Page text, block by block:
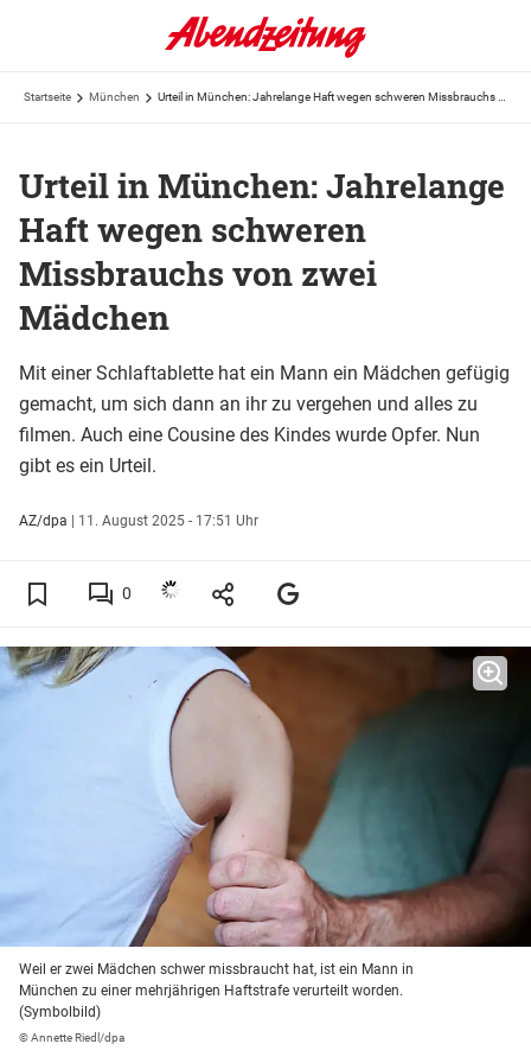
Startseite München
Urteil in München: Jahrelange
Haft wegen schweren
Missbrauchs von zwei
Mädchen
Mit einer Schlaftablette hat ein Mann ein Mädchen gefügig
gemacht, um sich dann an ihr zu vergehen und alles zu
filmen. Auch eine Cousine des Kindes wurde Opfer. Nun
gibt es ein Urteil.
AZ/dpa | 11. August 2025 - 17:51 Uhr
0
Weil er zwei Mädchen schwer missbraucht hat, ist ein Mann in
München zu einer mehrjährigen Haftstrafe verurteilt worden.
(Symbolbild)
© Annette Riedl/dpa